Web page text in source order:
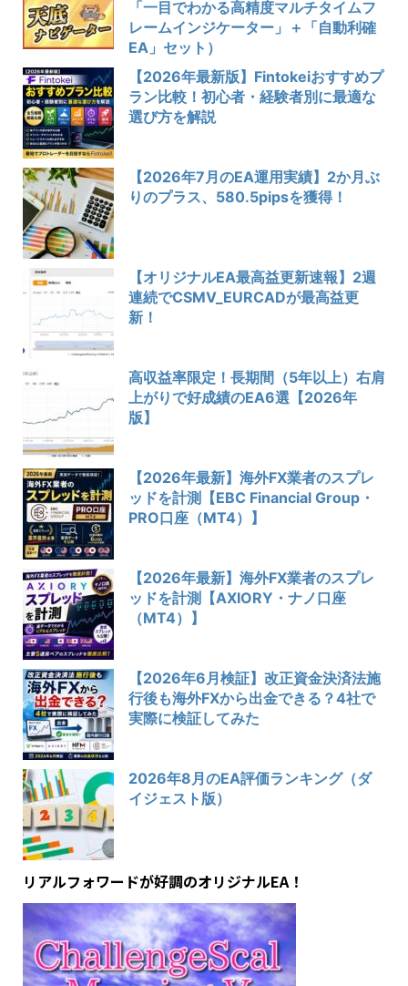
「一目でわかる高精度マルチタイムフ
レームインジケーター」＋「自動利確
EA」セット）
【2026年最新版】Fintokeiおすすめプ
ラン比較！初心者・経験者別に最適な
選び方を解説
【2026年7月のEA運用実績】2か月ぶ
りのプラス、580.5pipsを獲得！
【オリジナルEA最高益更新速報】2週
連続でCSMV_EURCADが最高益更
新！
高収益率限定！長期間（5年以上）右肩
上がりで好成績のEA6選【2026年
版】
【2026年最新】海外FX業者のスプレ
ッドを計測【EBC Financial Group・
PRO口座（MT4）】
【2026年最新】海外FX業者のスプレ
ッドを計測【AXIORY・ナノ口座
（MT4）】
【2026年6月検証】改正資金決済法施
行後も海外FXから出金できる？4社で
実際に検証してみた
2026年8月のEA評価ランキング（ダ
イジェスト版）
リアルフォワードが好調のオリジナルEA！